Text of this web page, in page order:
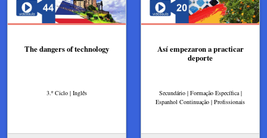
The dangers of technology
3.º Ciclo | Inglês
Así empezaron a practicar
deporte
Secundário | Formação Específica |
Espanhol Continuação | Profissionais